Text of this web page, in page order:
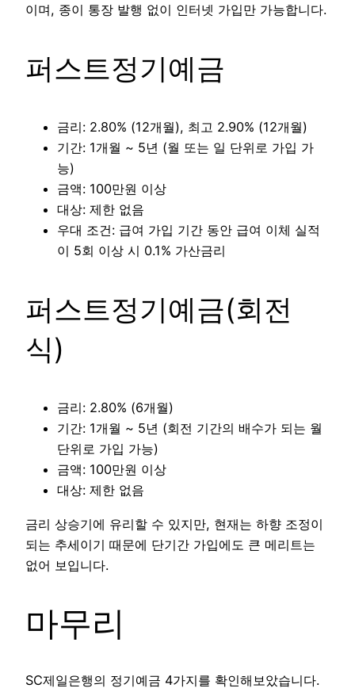
이며, 종이 통장 발행 없이 인터넷 가입만 가능합니다.
퍼스트정기예금
금리: 2.80% (12개월), 최고 2.90% (12개월)
기간: 1개월 ~ 5년 (월 또는 일 단위로 가입 가
능)
금액: 100만원 이상
대상: 제한 없음
우대 조건: 급여 가입 기간 동안 급여 이체 실적
이 5회 이상 시 0.1% 가산금리
퍼스트정기예금(회전
식)
금리: 2.80% (6개월)
기간: 1개월 ~ 5년 (회전 기간의 배수가 되는 월
단위로 가입 가능)
금액: 100만원 이상
대상: 제한 없음
금리 상승기에 유리할 수 있지만, 현재는 하향 조정이
되는 추세이기 때문에 단기간 가입에도 큰 메리트는
없어 보입니다.
마무리
SC제일은행의 정기예금 4가지를 확인해보았습니다.